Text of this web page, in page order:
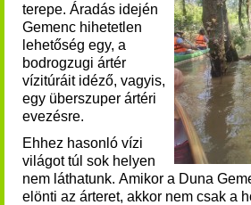
terepe. Áradás idején
Gemenc hihetetlen
lehetőség egy, a
bodrogzugi ártér
vízitúráit idéző, vagyis,
egy überszuper ártéri
evezésre.
Ehhez hasonló vízi
világot túl sok helyen
nem láthatunk. Amikor a Duna
elönti az árteret, akkor nem csak a